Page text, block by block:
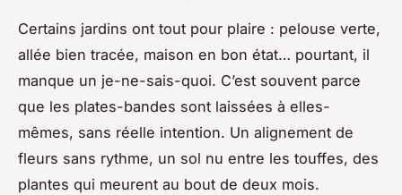
Certains jardins ont tout pour plaire : pelouse verte,
allée bien tracée, maison en bon état… pourtant, il
manque un je-ne-sais-quoi. C’est souvent parce
que les plates-bandes sont laissées à elles-
mêmes, sans réelle intention. Un alignement de
fleurs sans rythme, un sol nu entre les touffes, des
plantes qui meurent au bout de deux mois.